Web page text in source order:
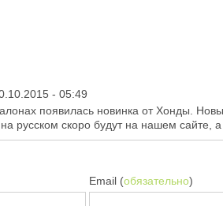
- 05:49
появилась новинка от Хонды.
на русском скоро будут на нашем сайте,
Email (обязательно)